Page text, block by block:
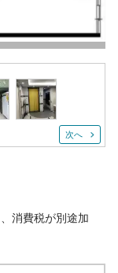
次へ
消費税が別途加